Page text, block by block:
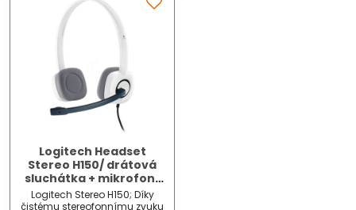
Logitech Headset
Stereo H150/ drátová
sluchátka + mikrofon/
3,5 mm jack/ kokosová
bílá
Logitech Stereo H150; Díky
čistému stereofonnímu zvuku